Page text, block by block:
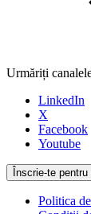
Urmăriți
LinkedIn
X
Facebook
Youtube
Înscrie-te
Politica